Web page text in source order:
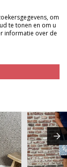
om
te tonen en om u
informatie over de